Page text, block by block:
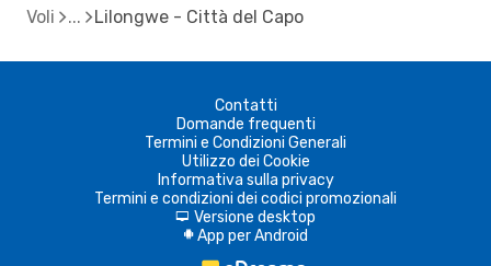
Voli Lilongwe - Città del Capo
Contatti
Domande frequenti
Termini e Condizioni Generali
Utilizzo dei Cookie
Informativa sulla privacy
Termini e condizioni dei codici promozionali
d Versione desktop
A App per Android